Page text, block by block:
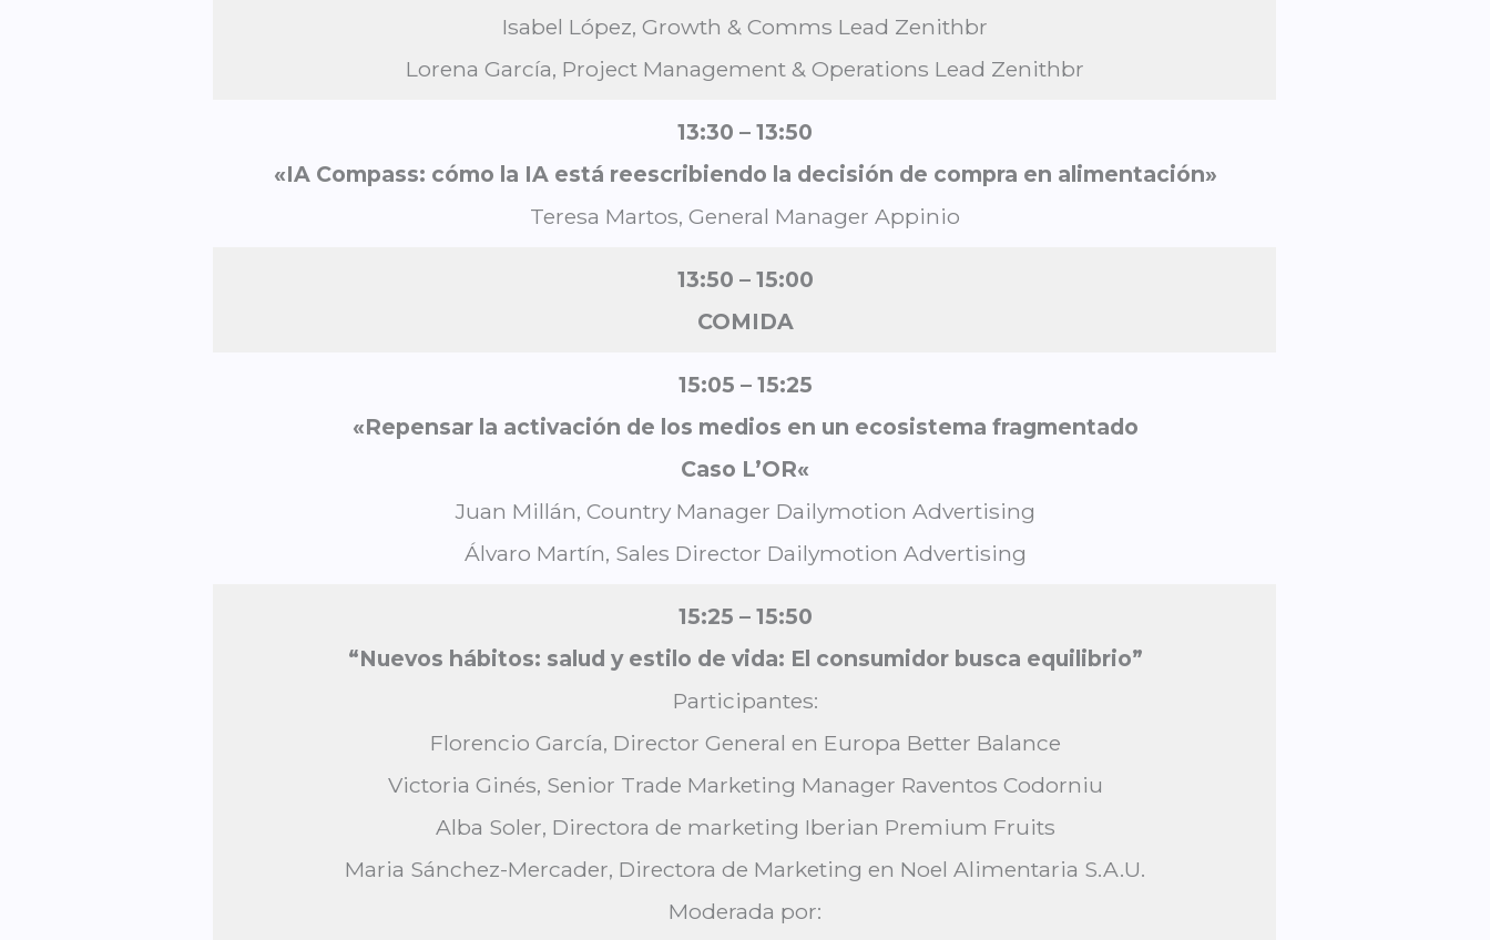
Isabel López, Growth & Comms Lead Zenithbr
Lorena García, Project Management & Operations Lead Zenithbr
13:30 – 13:50
«IA Compass: cómo la IA está reescribiendo la decisión de compra en alimentación»
Teresa Martos, General Manager Appinio
13:50 – 15:00
COMIDA
15:05 – 15:25
«Repensar la activación de los medios en un ecosistema fragmentado
Caso L’OR«
Juan Millán, Country Manager Dailymotion Advertising
Álvaro Martín, Sales Director Dailymotion Advertising
15:25 – 15:50
“Nuevos hábitos: salud y estilo de vida: El consumidor busca equilibrio”
Participantes:
Florencio García, Director General en Europa Better Balance
Victoria Ginés, Senior Trade Marketing Manager Raventos Codorniu
Alba Soler, Directora de marketing Iberian Premium Fruits
Maria Sánchez-Mercader, Directora de Marketing en Noel Alimentaria S.A.U.
Moderada por: